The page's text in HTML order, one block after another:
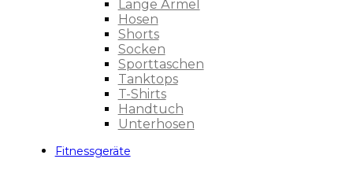
Lange Ärmel
Hosen
Shorts
Socken
Sporttaschen
Tanktops
T-Shirts
Handtuch
Unterhosen
Fitnessgeräte